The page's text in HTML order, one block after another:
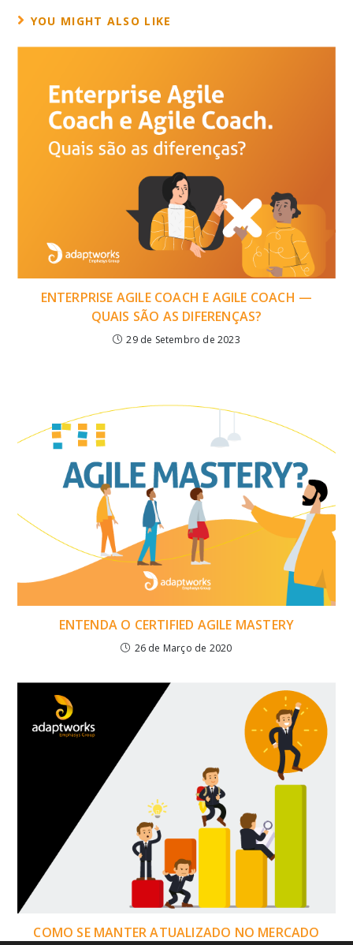
YOU MIGHT ALSO LIKE
ENTERPRISE AGILE COACH E AGILE COACH —
QUAIS SÃO AS DIFERENÇAS?
29 de Setembro de 2023
ENTENDA O CERTIFIED AGILE MASTERY
26 de Março de 2020
COMO SE MANTER ATUALIZADO NO MERCADO